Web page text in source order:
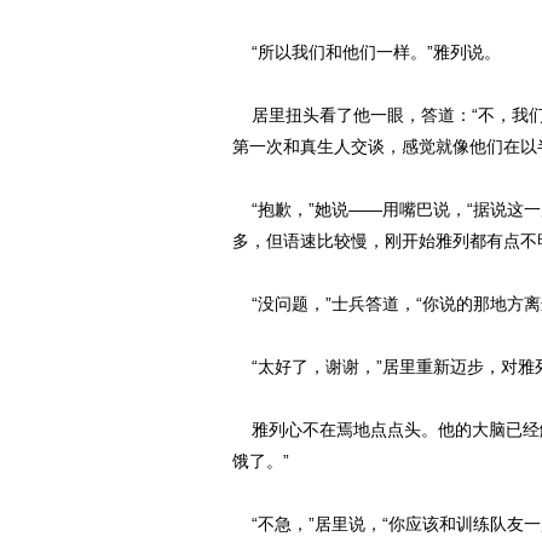
“所以我们和他们一样。”雅列说。
居里扭头看了他一眼，答道：“不，我
第一次和真生人交谈，感觉就像他们在
“抱歉，”她说——用嘴巴说，“据说这一
多，但语速比较慢，刚开始雅列都有点
“没问题，”士兵答道，“你说的那地方
“太好了，谢谢，”居里重新迈步，对雅
雅列心不在焉地点点头。他的大脑已经
饿了。”
“不急，”居里说，“你应该和训练队友